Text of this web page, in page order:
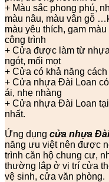
+ Màu sắc phong phú,
màu nâu, màu vân gỗ
màu yêu thích, gam
công trình
+ Cửa được làm từ
ngót, mối mọt
+ Cửa có khả năng cách
+ Cửa nhựa Đài Loan
ái, nhẹ nhàng
+ Cửa nhựa Đài Loan
nhất.
Ứng dụng cửa nhựa
năng ưu việt nên được
trình căn hộ chung cư,
thường lắp ở vị trí cửa
vệ sinh, cửa văn phòng.